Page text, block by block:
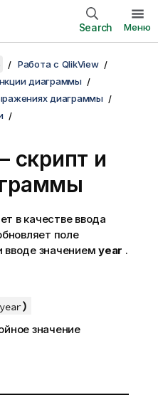
Search Меню
Работа с QlikView
диаграммы
диаграммы
скрипт и
в качестве ввода
поле
вводе значением year .
)
значение